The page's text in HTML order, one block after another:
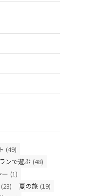
(49)
ンで遊ぶ (48)
ー (1)
(23) 夏の旅 (19)